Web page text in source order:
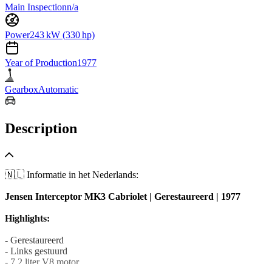
Main Inspectionn/a
Power243 kW (330 hp)
Year of Production1977
GearboxAutomatic
Description
🇳🇱 Informatie in het Nederlands:
Jensen Interceptor MK3 Cabriolet | Gerestaureerd | 1977
Highlights:
- Gerestaureerd
- Links gestuurd
- 7.2 liter V8 motor